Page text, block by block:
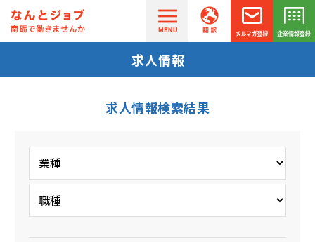
求人情報
求人情報検索結果